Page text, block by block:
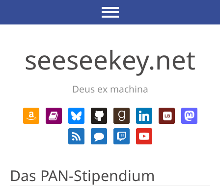
seeseekey.net
Deus ex machina
Das PAN-Stipendium